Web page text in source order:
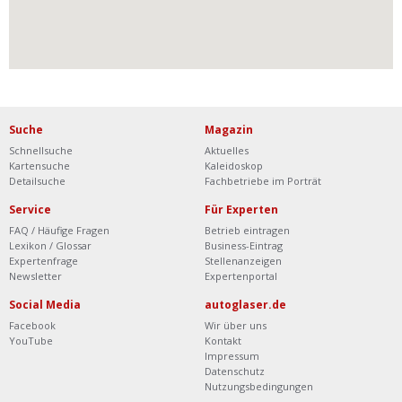
Suche
Schnellsuche
Kartensuche
Detailsuche
Magazin
Aktuelles
Kaleidoskop
Fachbetriebe im Porträt
Service
FAQ / Häufige Fragen
Lexikon / Glossar
Expertenfrage
Newsletter
Für Experten
Betrieb eintragen
Business-Eintrag
Stellenanzeigen
Expertenportal
Social Media
Facebook
YouTube
autoglaser.de
Wir über uns
Kontakt
Impressum
Datenschutz
Nutzungsbedingungen